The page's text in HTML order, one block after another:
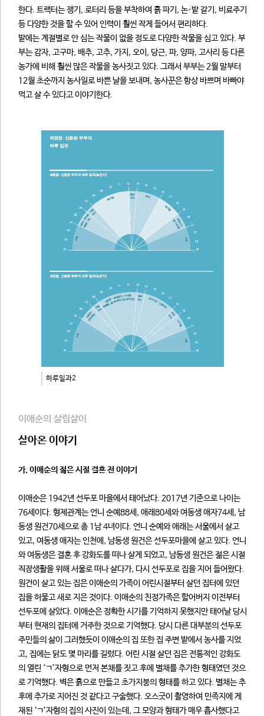
한다. 트랙터는 쟁기, 로터리 등을 부착하여 흙 파기, 논·밭 갈기, 비료주기
등 다양한 것을 할 수 있어 인력이 훨씬 작게 들어서 편리하다.
밭에는 계절별로 안 심는 작물이 없을 정도로 다양한 작물을 심고 있다. 부
부는 감자, 고구마, 배추, 고추, 가지, 오이, 당근, 파, 양파, 고사리 등 다른
농가에 비해 훨씬 많은 작물을 농사짓고 있다. 그래서 부부는 2월 말부터
12월 초순까지 농사일로 바쁜 날을 보내며, 농사꾼은 항상 바쁘며 바빠야
먹고 살 수 있다고 이야기한다.
하루일과2
이애순의 살림살이
살아온 이야기
가. 이애순의 젊은 시절 결혼 전 이야기
이애순은 1942년 선두포 마을에서 태어났다. 2017년 기준으로 나이는
76세이다. 형제관계는 언니 순예88세, 애래80세와 여동생 애자74세, 남
동생 원건70세으로 총 1남 4녀이다. 언니 순예와 애래는 서울에서 살고
있고, 여동생 애자는 인천에, 남동생 원건은 선두포마을에 살고 있다. 언니
와 여동생은 결혼 후 강화도를 떠나 살게 되었고, 남동생 원건은 젊은 시절
직장생활을 위해 서울로 떠나 살다가, 다시 선두포로 집을 지어 들어왔다.
원건이 살고 있는 집은 이애순의 가족이 어린시절부터 살던 집터에 있던
집을 허물고 새로 지은 것이다. 이애순의 친정가족은 할어버지 이전부터
선두포에 살았다. 이애순은 정확한 시기를 기억하지 못했지만 태어날 당시
부터 현재의 집터에 거주한 것으로 기억했다. 당시 다른 대부분의 선두포
주민들의 삶이 그러했듯이 이애순의 집 또한 집 주변 밭에서 농사를 지었
고, 집에는 닭도 몇 마리를 길렀다. 어린 시절 살던 집은 전통적인 강화도
의 열린 ‘ㄱ’자형으로 먼저 본채를 짓고 후에 별채를 추가한 형태였던 것으
로 기억했다. 벽은 흙으로 만들고 초가지붕의 형태를 하고 있다. 별채는 추
후에 추가로 지어진 것 같다고 구술했다. 오스굿이 촬영하여 민족지에 게
재된 ‘ㄱ’자형의 집의 사진이 있는데, 그 모양과 형태가 매우 흡사했다고